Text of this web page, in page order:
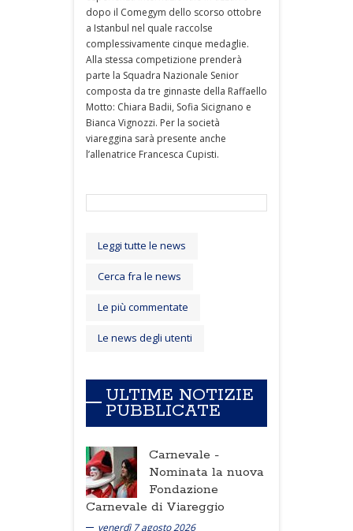
dopo il Comegym dello scorso ottobre
a Istanbul nel quale raccolse
complessivamente cinque medaglie.
Alla stessa competizione prenderà
parte la Squadra Nazionale Senior
composta da tre ginnaste della Raffaello
Motto: Chiara Badii, Sofia Sicignano e
Bianca Vignozzi. Per la società
viareggina sarà presente anche
l’allenatrice Francesca Cupisti.
Leggi tutte le news
Cerca fra le news
Le più commentate
Le news degli utenti
ULTIME NOTIZIE
PUBBLICATE
Carnevale -
Nominata la nuova
Fondazione
Carnevale di Viareggio
venerdì 7 agosto 2026